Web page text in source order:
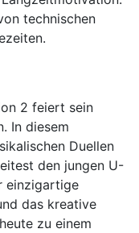
technischen
2 feiert sein
In diesem
Duellen
den jungen U-
einzigartige
das kreative
zu einem